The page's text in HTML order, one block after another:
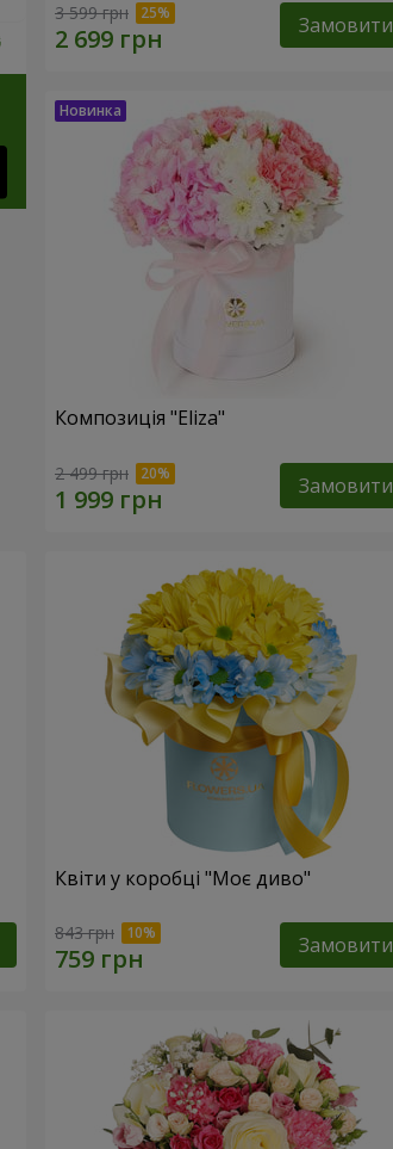
3 599 грн Замовити
Композиція "Eliza"
2 499 грн Замовити
Квіти у коробці "Моє диво"
843 грн Замовити